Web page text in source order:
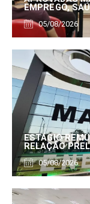
EMPREGO,
05/08/2026
ESTÁGIO
RELAÇÃO
05/08/2026